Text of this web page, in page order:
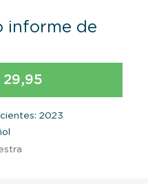
informe de
29,95
2023